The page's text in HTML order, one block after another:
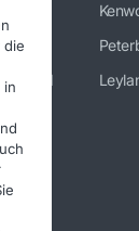
die
in